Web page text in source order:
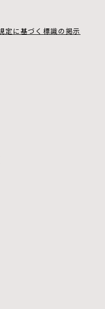
定に基づく標識の掲示